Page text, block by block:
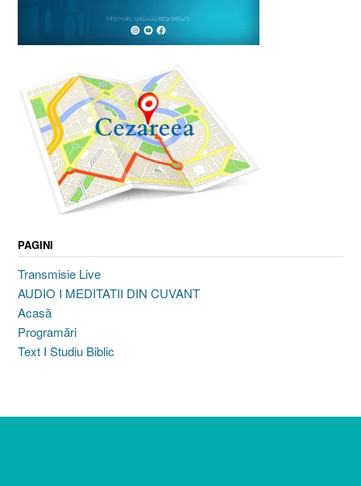
PAGINI
Transmisie Live
AUDIO I MEDITATII DIN CUVANT
Acasă
Programări
Text I Studiu Biblic